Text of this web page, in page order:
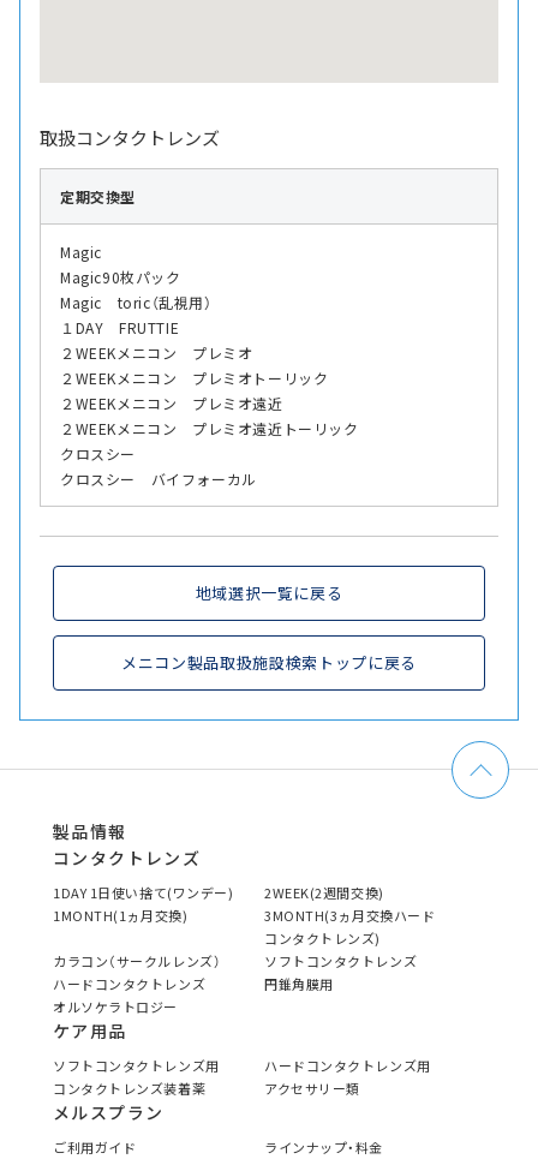
取扱コンタクトレンズ
定期交換型
Magic
Magic90枚パック
Magic toric（乱視用）
１DAY FRUTTIE
２WEEKメニコン プレミオ
２WEEKメニコン プレミオトーリック
２WEEKメニコン プレミオ遠近
２WEEKメニコン プレミオ遠近トーリック
クロスシー
クロスシー バイフォーカル
地域選択一覧に戻る
メニコン製品取扱施設検索トップに戻る
製品情報
コンタクトレンズ
1DAY 1日使い捨て(ワンデー)
2WEEK(2週間交換)
1MONTH(1ヵ月交換)
3MONTH(3ヵ月交換ハード
コンタクトレンズ)
カラコン（サークルレンズ）
ソフトコンタクトレンズ
ハードコンタクトレンズ
円錐角膜用
オルソケラトロジー
ケア用品
ソフトコンタクトレンズ用
ハードコンタクトレンズ用
コンタクトレンズ装着薬
アクセサリー類
メルスプラン
ご利用ガイド
ラインナップ・料金